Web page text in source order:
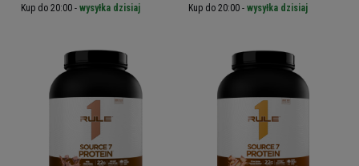
Kup do 20:00 - wysyłka dzisiaj Kup do 20:00 - wysyłka dzisiaj